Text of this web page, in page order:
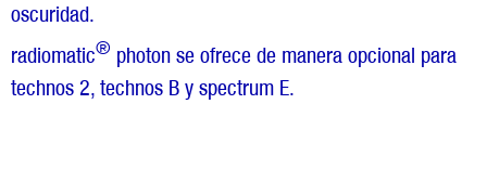
oscuridad.
radiomatic® photon se ofrece de manera opcional para
technos 2, technos B y spectrum E.